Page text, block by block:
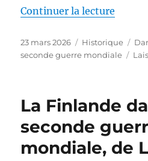
Continuer la lecture
Publié
le
23 mars 2026 Catégories
Historique
seconde guerre mondiale
La Finlande
seconde
mondiale, de